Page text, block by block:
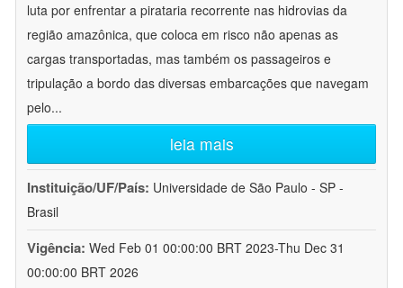
luta por enfrentar a pirataria recorrente nas hidrovias da
região amazônica, que coloca em risco não apenas as
cargas transportadas, mas também os passageiros e
tripulação a bordo das diversas embarcações que navegam
pelo...
leia mais
Instituição/UF/País: Universidade de São Paulo - SP -
Brasil
Vigência: Wed Feb 01 00:00:00 BRT 2023-Thu Dec 31
00:00:00 BRT 2026